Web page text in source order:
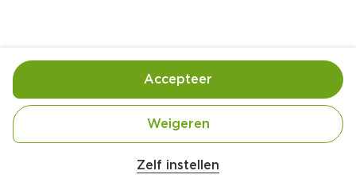
Ingrediënten Bereiding
Zelf instellen
Weigeren
Accepteer